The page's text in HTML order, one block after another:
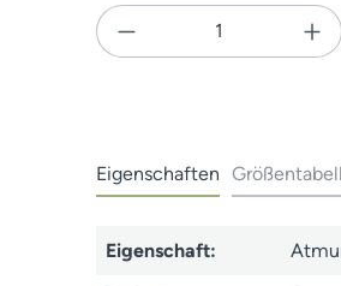
Produkt Anzahl:
Eigenschaften
Eigenschaft: